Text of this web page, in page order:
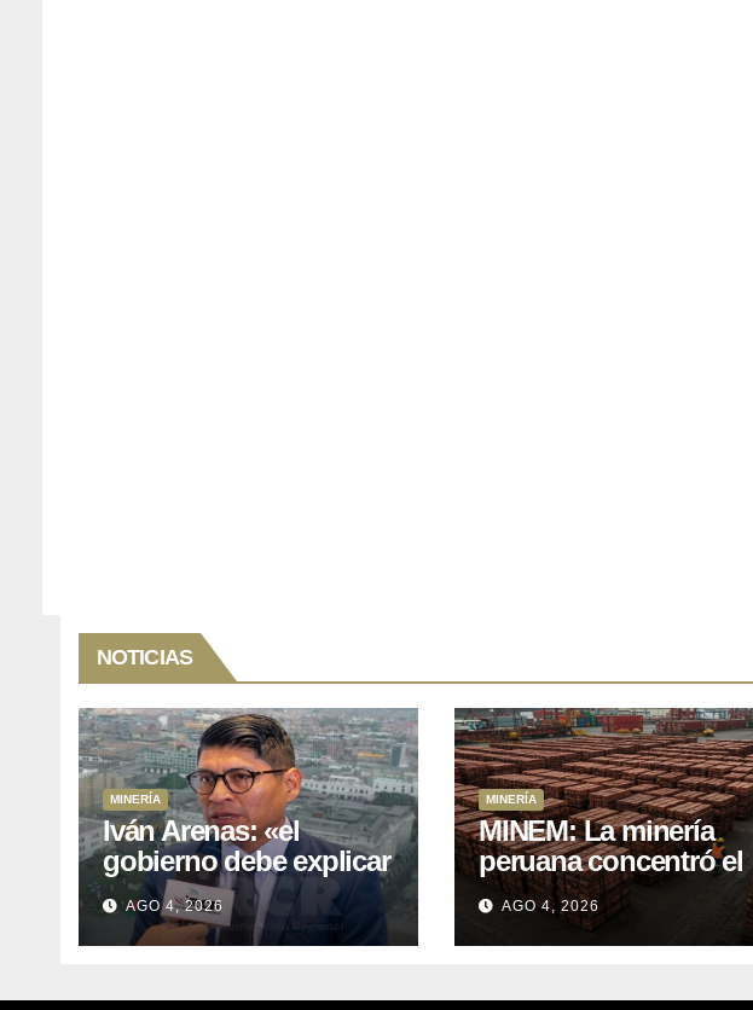
NOTICIAS
MINERÍA
Iván Arenas: «el
gobierno debe explicar
a Cajamarca que tiene
US$ 16 mil millones en
proyectos mineros
AGO 4, 2026
MINERÍA
MINEM: La minería
peruana concentró el
76.1% del total de las
exportaciones
nacionales entre
AGO 4, 2026